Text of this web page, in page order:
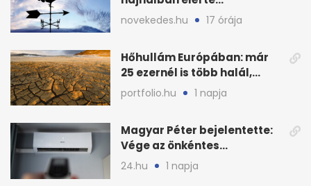
Magyarország határát
novekedes.hu 17 órája
Hőhullám Európában: már
25 ezernél is több halál,
folytatódhat
portfolio.hu 1 napja
Magyar Péter bejelentette:
Vége az önkéntes
fogyasztáscsökkentésnek
24.hu 1 napja